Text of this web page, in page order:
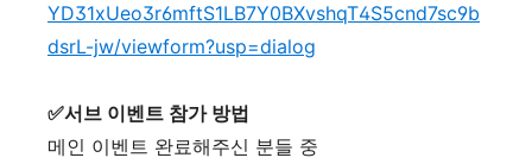
YD31xUeo3r6mftS1LB7Y0BXvshqT4S5cnd7sc9b
dsrL-jw/viewform?usp=dialog
✅서브 이벤트 참가 방법
메인 이벤트 완료해주신 분들 중